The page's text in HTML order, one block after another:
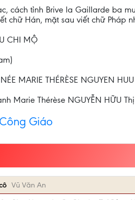
cách tỉnh Brive la Gaillarde ba
chữ Hán, mặt sau viết chữ Pháp
CHI MỘ
MARIE THÉRÈSE NGUYEN
Marie Thérèse NGUYỄN HỮU
Giáo
Vũ Văn An